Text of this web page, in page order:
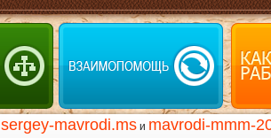
sergey-mavrodi.ms и mavrodi-mmm-